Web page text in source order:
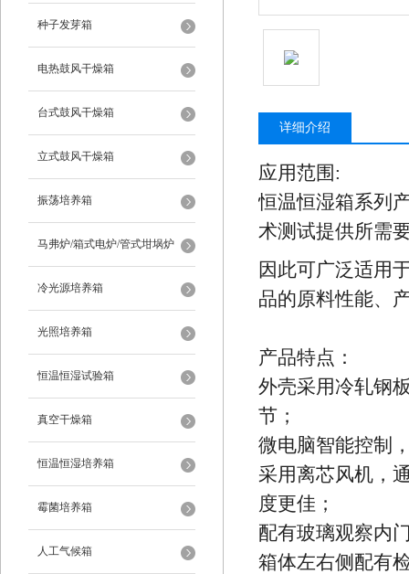
种子发芽箱
电热鼓风干燥箱
台式鼓风干燥箱
立式鼓风干燥箱
振荡培养箱
马弗炉/箱式电炉/管式坩埚炉
冷光源培养箱
光照培养箱
恒温恒湿试验箱
真空干燥箱
恒温恒湿培养箱
霉菌培养箱
人工气候箱
详细介绍
应用范围:
恒温恒湿箱系列
术测试提供所需
因此可广泛适用
品的原料性能、
产品特点：
外壳采用冷轧钢
节；
微电脑智能控制
采用离芯风机，
度更佳；
配有玻璃观察内
箱体左右侧配有